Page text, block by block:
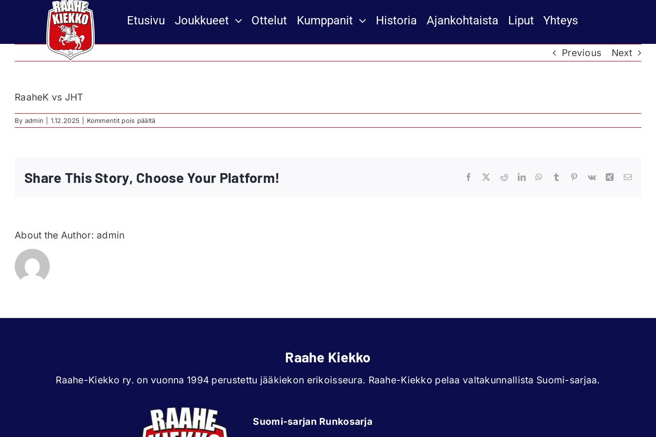
Etusivu Joukkueet Ottelut Kumppanit Historia Ajankohtaista Liput Yhteys
Previous Next
RaaheK vs JHT
By admin 1.12.2025 Kommentit pois päältäartikkelissa
RaaheK
Share This Story, Choose Your Platform! Facebook RedditLinkedInWhatsApp
Tumblr Pinterest
Vk XingEmail
About the Author: admin
Raahe Kiekko
Raahe-Kiekko ry. on vuonna 1994 perustettu jääkiekon erikoisseura. Raahe-Kiekko pelaa valtakunnallista Suomi-sarjaa.
Suomi-sarjan Runkosarja